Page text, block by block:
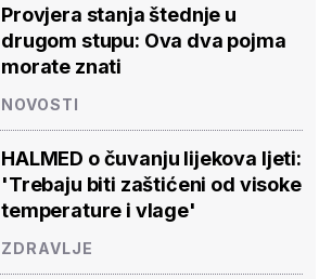
Provjera stanja štednje u
drugom stupu: Ova dva pojma
morate znati
NOVOSTI
HALMED o čuvanju lijekova ljeti:
'Trebaju biti zaštićeni od visoke
temperature i vlage'
ZDRAVLJE